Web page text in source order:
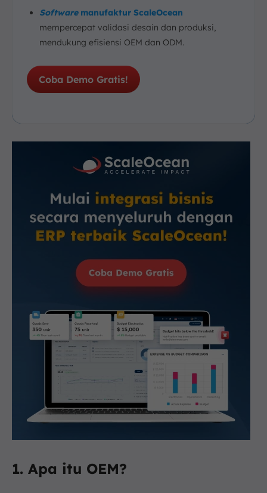
Softwaremanufaktur ScaleOcean
mempercepat validasi desain dan produksi,
mendukung efisiensi OEM dan ODM.
Coba Demo Gratis!
1. Apa itu OEM?